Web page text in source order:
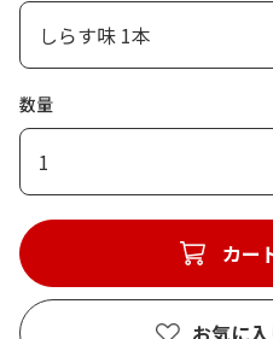
数量
1
カー
お気に